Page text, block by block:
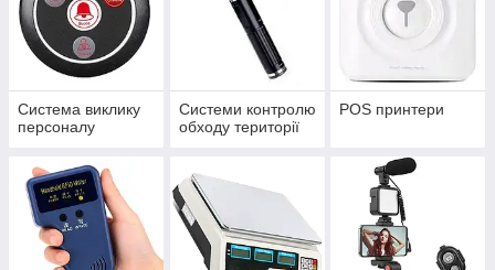
співробітників та клієнтів. Завдяки таким пристроям компанія
може працювати швидше, точніше та надійніше. Підібрані за
завданнями, вони стають надійним інструментом зростання
та стабільності будь-якого бізнесу.
Система виклику
персоналу
Системи контролю
обходу території
POS принтери